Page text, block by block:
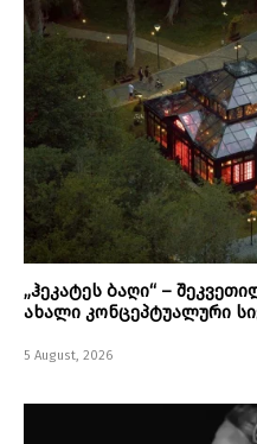
„ჰეკატეს ბაღი“ –
ახალი კონცეპტუალური
5 August, 2026